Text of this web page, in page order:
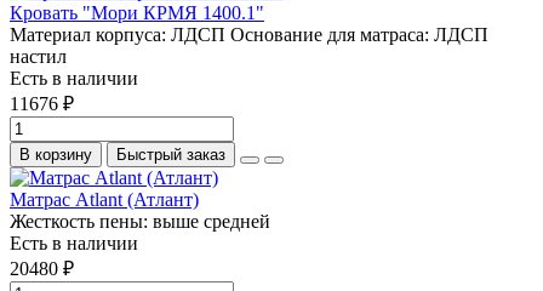
Кровать "Мори КРМЯ 1400.1"
Материал корпуса: ЛДСП Основание для матраса: ЛДСП
настил
Есть в наличии
11676 ₽
В корзину Быстрый заказ
Матрас Atlant (Атлант)
Жесткость пены: выше средней
Есть в наличии
20480 ₽